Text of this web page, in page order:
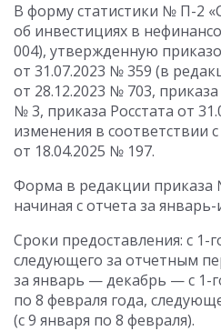
В форму статистики № П-2
об инвестициях в
004), утвержденную
от 31.07.2023 № 359 (в
от 28.12.2023 № 703, приказа
№ 3, приказа Росстата от
изменения в соответствии
от 18.04.2025 № 197.
Форма в редакции приказа
начиная с отчета за
Сроки предоставления: с 1-
следующего за отчетным
за январь — декабрь — с 1-
по 8 февраля года,
(с 9 января по 8 февраля).